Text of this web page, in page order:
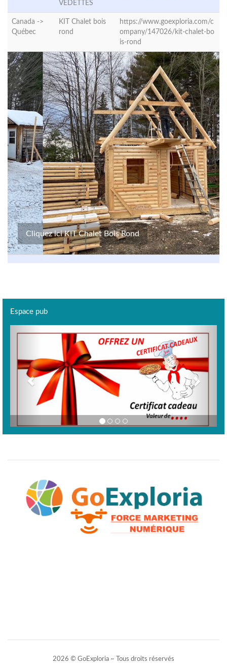
VEDETTES
Canada ->
Québec
KIT Chalet bois
rond
https://www.goexploria.com/c
ompany/147026/kit-chalet-bo
is-rond
Cliquez ici KIT Chalet Bois Rond
Espace pub
2026 © GoExploria ~ Tous droits réservés